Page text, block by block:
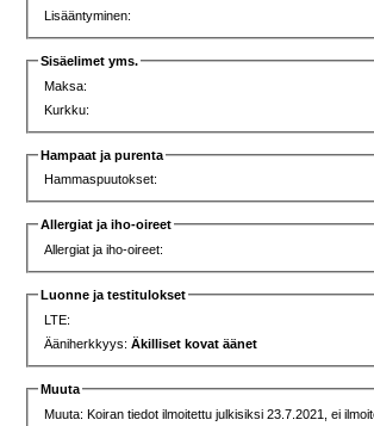
Lisääntyminen:
Sisäelimet yms.
Maksa:
Kurkku:
Hampaat ja purenta
Hammaspuutokset:
Allergiat ja iho-oireet
Allergiat ja iho-oireet:
Luonne ja testitulokset
LTE:
Ääniherkkyys:Äkilliset kovat äänet
Muuta
Muuta: Koiran tiedot ilmoitettu julkisiksi 23.7.2021, ei